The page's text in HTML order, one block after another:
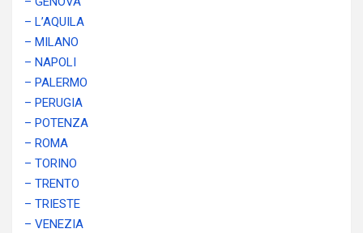
– L’AQUILA
– MILANO
– NAPOLI
– PALERMO
– PERUGIA
– POTENZA
– ROMA
– TORINO
– TRENTO
– TRIESTE
– VENEZIA